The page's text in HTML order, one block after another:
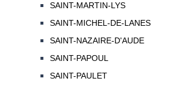
SAINT-MARTIN-LYS
SAINT-MICHEL-DE-LANES
SAINT-NAZAIRE-D'AUDE
SAINT-PAPOUL
SAINT-PAULET